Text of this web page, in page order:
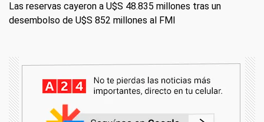
Las reservas cayeron a U$S 48.835 millones tras un
desembolso de U$S 852 millones al FMI